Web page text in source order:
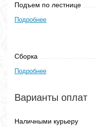
Подъем по лестнице
Подробнее
Сборка
Подробнее
Варианты оплат
Наличными курьеру